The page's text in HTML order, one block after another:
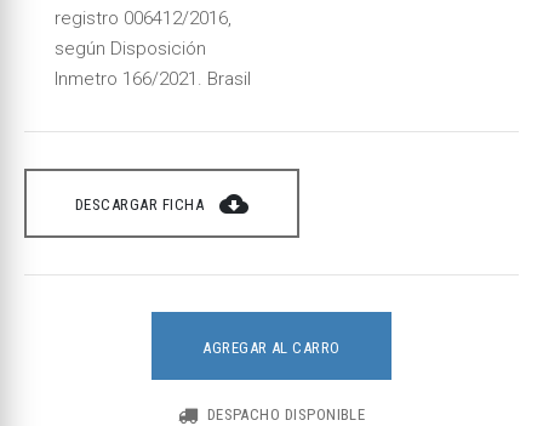
registro 006412/2016,
según Disposición
Inmetro 166/2021. Brasil
DESCARGAR FICHA cloud_download
AGREGAR AL CARRO
DESPACHO DISPONIBLE